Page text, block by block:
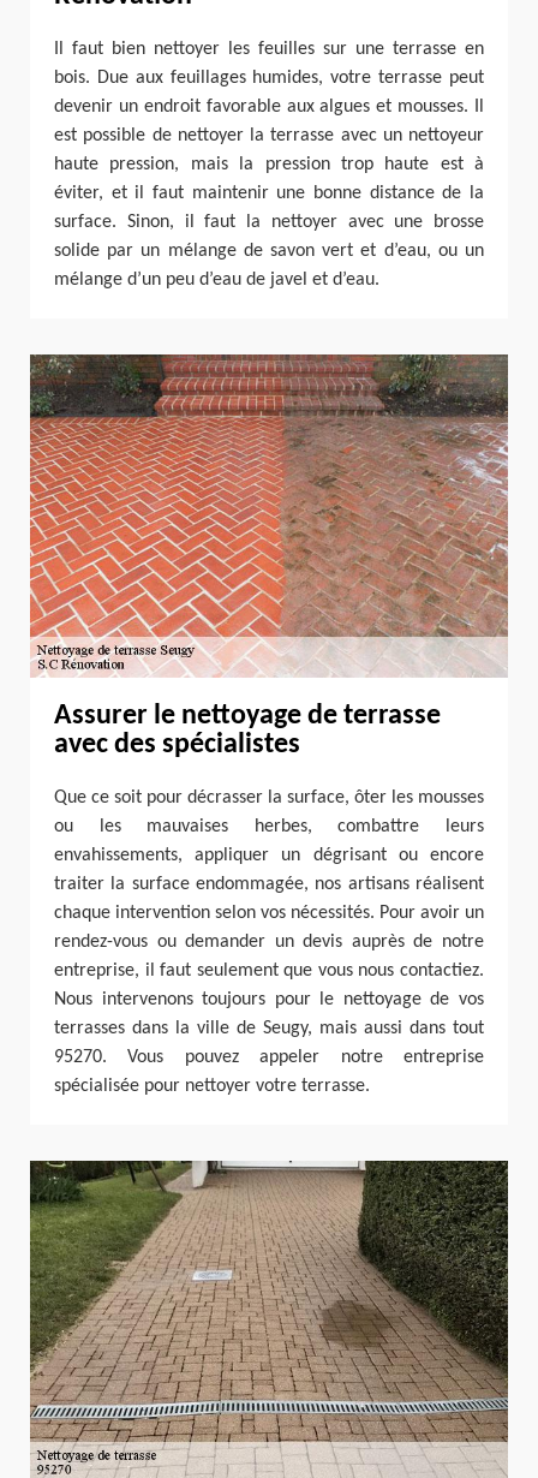
Il faut bien nettoyer les feuilles sur une terrasse en
bois. Due aux feuillages humides, votre terrasse peut
devenir un endroit favorable aux algues et mousses. Il
est possible de nettoyer la terrasse avec un nettoyeur
haute pression, mais la pression trop haute est à
éviter, et il faut maintenir une bonne distance de la
surface. Sinon, il faut la nettoyer avec une brosse
solide par un mélange de savon vert et d’eau, ou un
mélange d’un peu d’eau de javel et d’eau.
Assurer le nettoyage de terrasse
avec des spécialistes
Que ce soit pour décrasser la surface, ôter les mousses
ou les mauvaises herbes, combattre leurs
envahissements, appliquer un dégrisant ou encore
traiter la surface endommagée, nos artisans réalisent
chaque intervention selon vos nécessités. Pour avoir un
rendez-vous ou demander un devis auprès de notre
entreprise, il faut seulement que vous nous contactiez.
Nous intervenons toujours pour le nettoyage de vos
terrasses dans la ville de Seugy, mais aussi dans tout
95270. Vous pouvez appeler notre entreprise
spécialisée pour nettoyer votre terrasse.